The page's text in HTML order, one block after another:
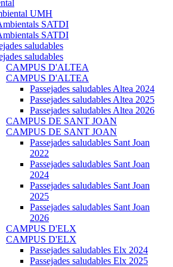
UMH
SATDI
SATDI
saludables
saludables
CAMPUS D'ALTEA
CAMPUS D'ALTEA
Passejades saludables Altea 2024
Passejades saludables Altea 2025
Passejades saludables Altea 2026
CAMPUS DE SANT JOAN
CAMPUS DE SANT JOAN
Passejades saludables Sant Joan
2022
Passejades saludables Sant Joan
2024
Passejades saludables Sant Joan
2025
Passejades saludables Sant Joan
2026
CAMPUS D'ELX
CAMPUS D'ELX
Passejades saludables Elx 2024
Passejades saludables Elx 2025